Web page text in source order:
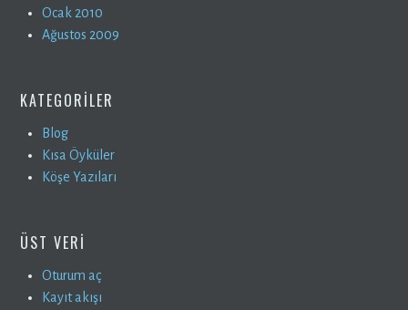
Ocak 2010
Ağustos 2009
KATEGORILER
Blog
Kısa Öyküler
Köşe Yazıları
ÜST VERI
Oturum aç
Kayıt akışı